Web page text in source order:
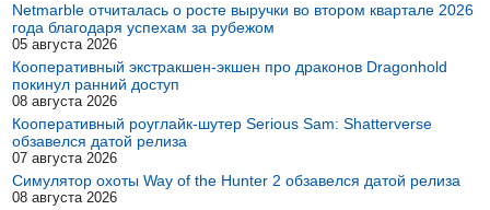
Netmarble отчиталась о росте выручки во втором квартале 2026
года благодаря успехам за рубежом
05 августа 2026
Кооперативный экстракшен-экшен про драконов Dragonhold
покинул ранний доступ
08 августа 2026
Кооперативный роуглайк-шутер Serious Sam: Shatterverse
обзавелся датой релиза
07 августа 2026
Симулятор охоты Way of the Hunter 2 обзавелся датой релиза
08 августа 2026